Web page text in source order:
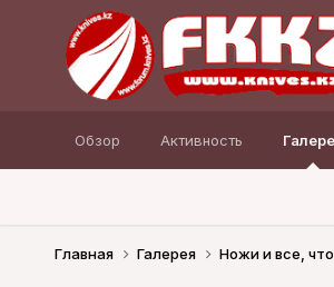
Обзор Активность
Главная Галерея Ножи и все,